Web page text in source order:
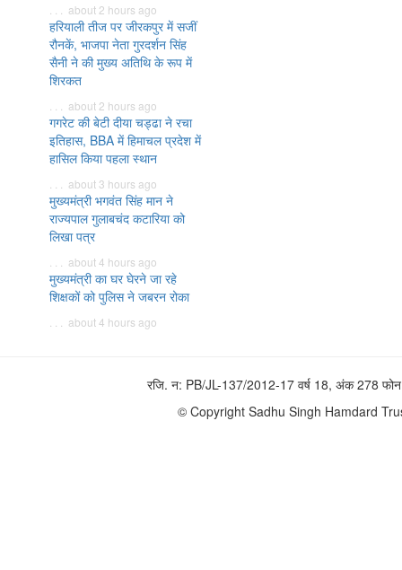
. . . about 2 hours ago
हरियाली तीज पर जीरकपुर में सजीं
रौनकें, भाजपा नेता गुरदर्शन सिंह
सैनी ने की मुख्य अतिथि के रूप में
शिरकत
. . . about 2 hours ago
गगरेट की बेटी दीया चड्ढा ने रचा
इतिहास, BBA में हिमाचल प्रदेश में
हासिल किया पहला स्थान
. . . about 3 hours ago
मुख्यमंत्री भगवंत सिंह मान ने
राज्यपाल गुलाबचंद कटारिया को
लिखा पत्र
. . . about 4 hours ago
मुख्यमंत्री का घर घेरने जा रहे
शिक्षकों को पुलिस ने जबरन रोका
. . . about 4 hours ago
रजि. न: PB/JL-137/2012-17 वर्ष 18, अंक 278
© Copyright Sadhu Singh Hamdard